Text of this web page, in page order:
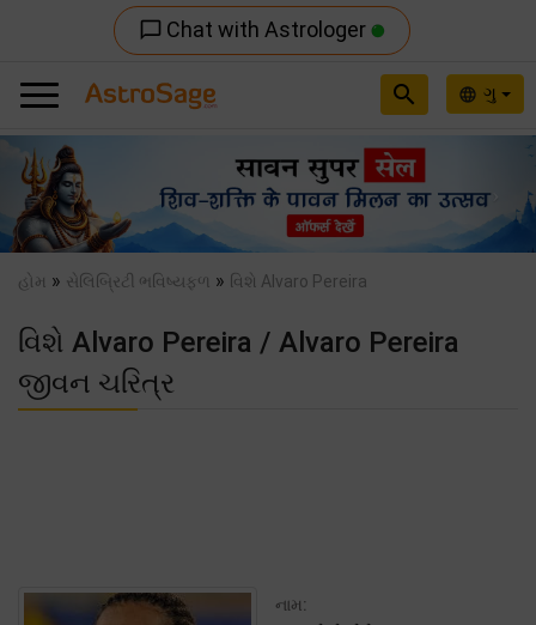
chat_bubble_outline Chat with Astrologer
language ગુ
search
Previous
હોમ » સેલિબ્રિટી ભવિષ્યફળ » વિશે Alvaro Pereira
વિશે Alvaro Pereira / Alvaro Pereira
જીવન ચરિત્ર
નામ: